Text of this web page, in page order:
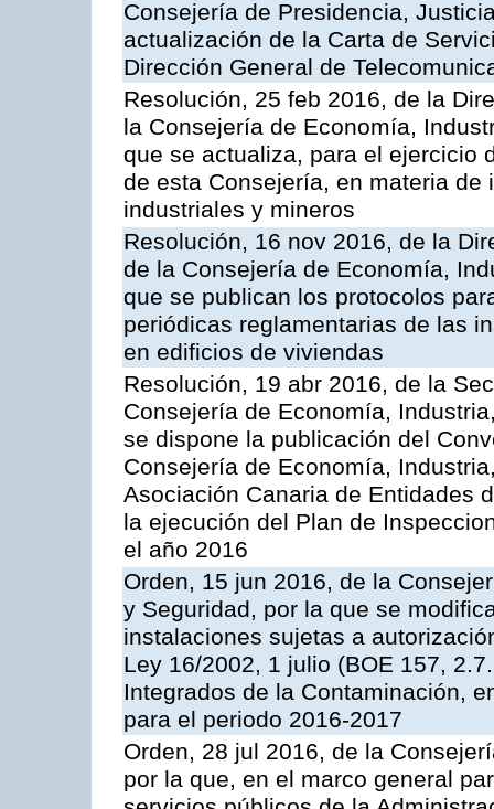
Consejería de Presidencia,
actualización de la Carta de
Dirección General de
Resolución, 25 feb 2016, de la
la Consejería de Economía,
que se actualiza, para el ejercicio
de esta Consejería, en materia
industriales y mineros
Resolución, 16 nov 2016, de la
de la Consejería de Economía,
que se publican los protocolos
periódicas reglamentarias de las
en edificios de viviendas
Resolución, 19 abr 2016, de la
Consejería de Economía,
se dispone la publicación del
Consejería de Economía,
Asociación Canaria de Entidades
la ejecución del Plan de
el año 2016
Orden, 15 jun 2016, de la
y Seguridad, por la que se
instalaciones sujetas a
Ley 16/2002, 1 julio (BOE 157,
Integrados de la Contaminación,
para el periodo 2016-2017
Orden, 28 jul 2016, de la
por la que, en el marco general